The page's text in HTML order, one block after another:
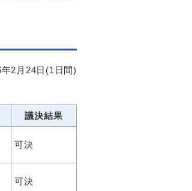
2月24日(1日間)
議決結果
可決
可決